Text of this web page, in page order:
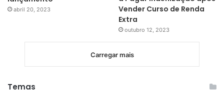
abril 20, 2023
Vender Curso de Renda
Extra
outubro 12, 2023
Carregar mais
Temas